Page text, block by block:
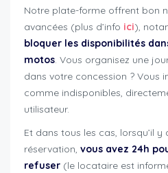
Notre plate-forme offrent bon
avancées (plus d’info ici),
bloquer les disponibilités
motos. Vous organisez une
dans votre concession ? Vous
comme indisponibles,
utilisateur.
Et dans tous les cas, lorsqu’il
réservation, vous avez 24h
refuser (le locataire est